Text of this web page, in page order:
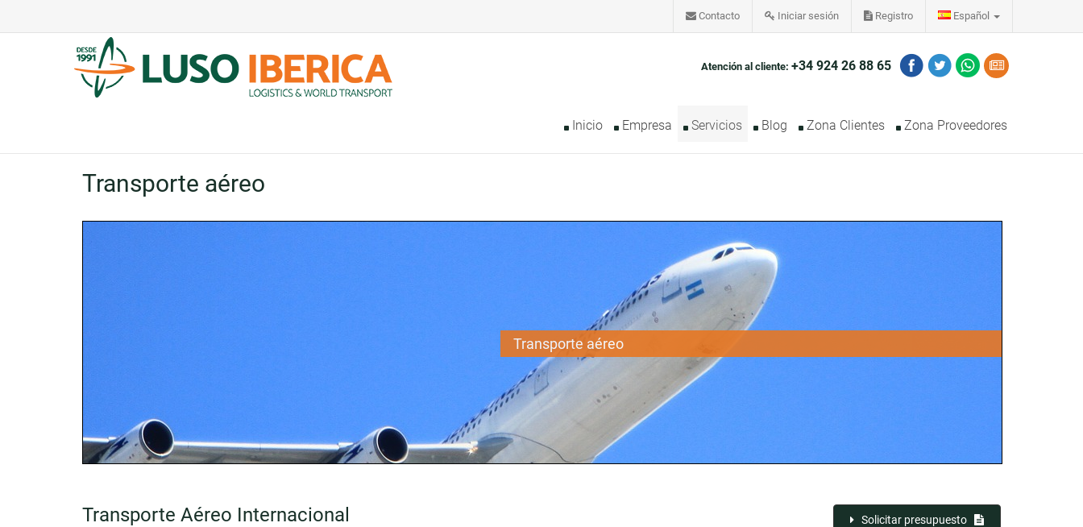
Contacto Iniciar sesión Registro Español
Atención al cliente: +34 924 26 88 65
Inicio Empresa Servicios Blog Zona Clientes Zona Proveedores
Transporte aéreo
Transporte aéreo
Transporte Aéreo Internacional Solicitar presupuesto